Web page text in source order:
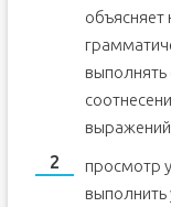
объясняет
просмотр